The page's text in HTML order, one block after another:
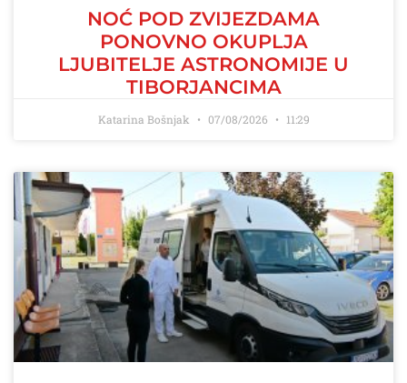
NOĆ POD ZVIJEZDAMA
PONOVNO OKUPLJA
LJUBITELJE ASTRONOMIJE U
TIBORJANCIMA
Katarina Bošnjak 07/08/2026 11:29